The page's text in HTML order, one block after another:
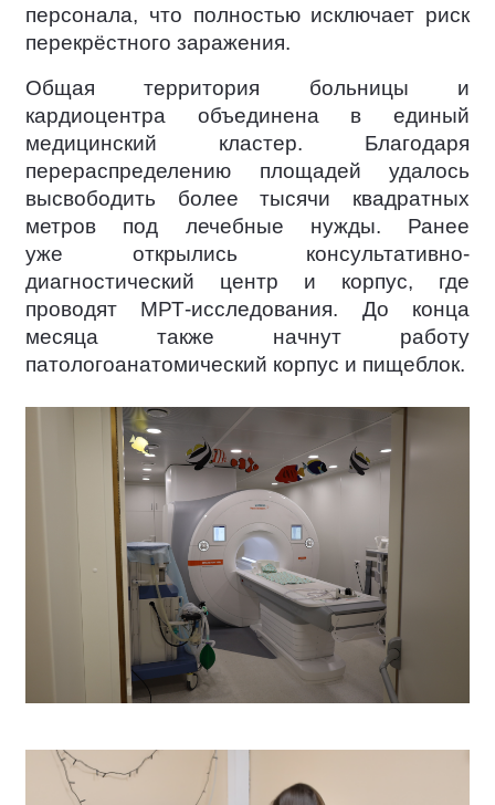
персонала, что полностью исключает риск
перекрёстного заражения.
Общая территория больницы и
кардиоцентра объединена в единый
медицинский кластер. Благодаря
перераспределению площадей удалось
высвободить более тысячи квадратных
метров под лечебные нужды. Ранее
уже открылись консультативно-
диагностический центр и корпус, где
проводят МРТ-исследования. До конца
месяца также начнут работу
патологоанатомический корпус и пищеблок.